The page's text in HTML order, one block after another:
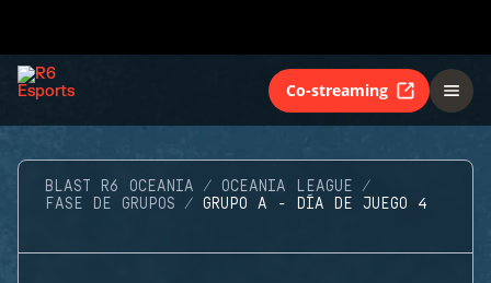
Co-streaming
BLAST R6 OCEANIA
OCEANIA LEAGUE
FASE DE GRUPOS
GRUPO A - DÍA DE JUEGO 4